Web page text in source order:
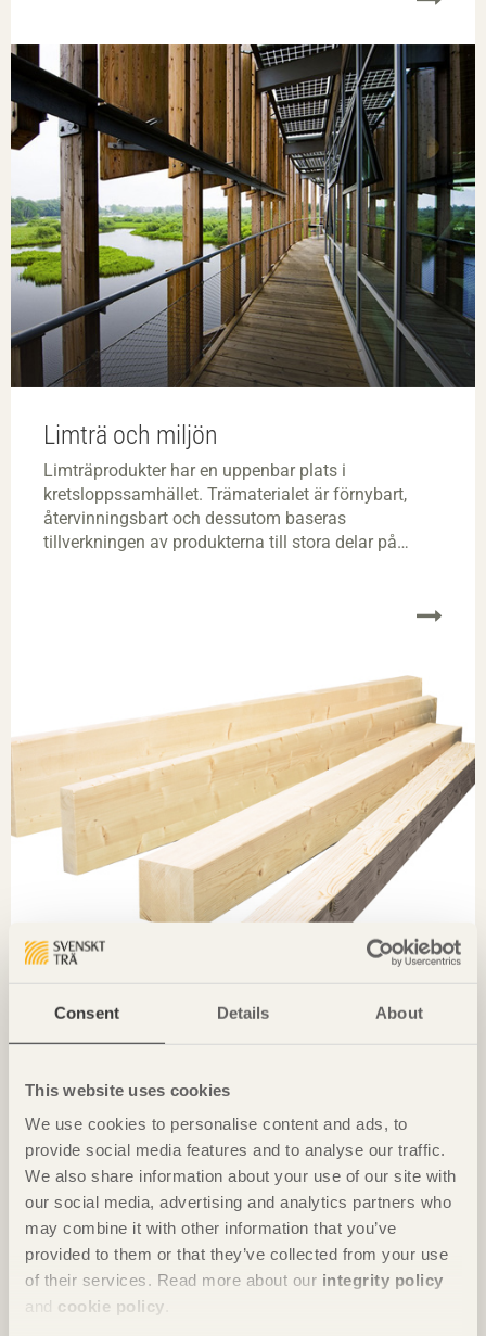
Consent Details About
This website uses cookies
We use cookies to personalise content and ads, to
provide social media features and to analyse our traffic.
We also share information about your use of our site with
our social media, advertising and analytics partners who
may combine it with other information that you’ve
provided to them or that they’ve collected from your use
of their services. Read more about our integrity policy
and cookie policy
Limträ och miljön
Limträprodukter har en uppenbar plats i
kretsloppssamhället. Trämaterialet är förnybart,
återvinningsbart och dessutom baseras
tillverkningen av produkterna till stora delar på
Sortiment &hållfasthetsklasser
En av fördelarna med limträ är att det är estetiskt
limträ oftast synligt.